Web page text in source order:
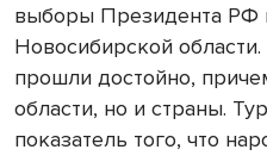
выборы Президента РФ
Новосибирской
прошли достойно,
области, но и страны.
показатель того, что